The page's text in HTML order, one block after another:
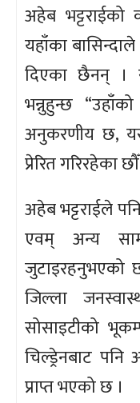
अहेब
यहाँका
दिएका छैनन् ।
भन्नुहुन्छ
अनुकरणीय छ,
प्रेरित गरिरहेका
अहेब भट्टराईले
एवम् अन्य
जुटाइरहनुभएको
जिल्ला
सोसाइटीको
चिल्ड्रेनबाट
प्राप्त भएको छ ।